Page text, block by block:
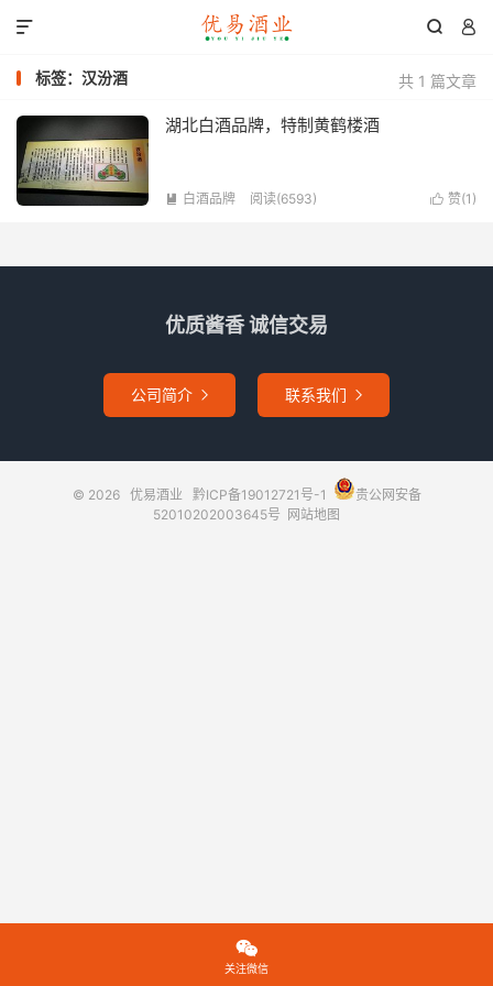
 

共 1 篇文章
标签：汉汾酒
湖北白酒品牌，特制黄鹤楼酒
 赞(1 )
 白酒品牌 阅读(6593)
优质酱香 诚信交易
公司简介  联系我们 
© 2026 优易酒业 黔ICP备19012721号-1
贵公网安备
52010202003645号 网站地图

关注微信